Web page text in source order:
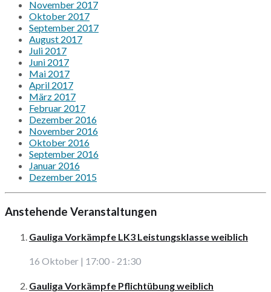
November 2017
Oktober 2017
September 2017
August 2017
Juli 2017
Juni 2017
Mai 2017
April 2017
März 2017
Februar 2017
Dezember 2016
November 2016
Oktober 2016
September 2016
Januar 2016
Dezember 2015
Anstehende Veranstaltungen
Gauliga Vorkämpfe LK3 Leistungsklasse weiblich
16 Oktober | 17:00 - 21:30
Gauliga Vorkämpfe Pflichtübung weiblich